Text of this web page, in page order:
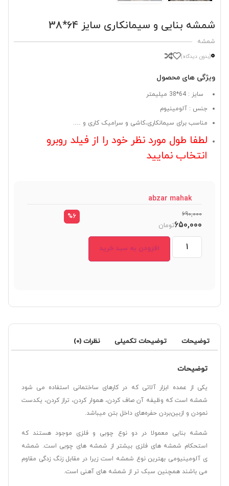
شمشه بنایی و سیمانکاری سایز 64*38
شمشه
0(بدون دیدگاه)
ویژگی های محصول
سایز : 64*38 میلیمتر
جنس : آلومینیوم
مناسب برای سیمانکاری،کاشی و سرامیک کاری و ….
لطفا طول مورد نظر خود را از فیلد روبرو
انتخاب نمایید
abzar mahak
690,000
650,000تومان
%6
افزودن به سبد خرید
توضیحات توضیحات تکمیلی نظرات (0)
توضیحات
یکی از عمده ابزار آلاتی که در کارهای ساختمانی استفاده می شود
شمشه است که وظیفه آن صاف کردن، هموار کردن، تراز کردن، یکدست
نمودن و ازبین‌بردن حفره‌های داخل بتن میباشد.
شمشه بنایی معمولا در دو نوع چوبی و فلزی موجود هستند که
استحکام شمشه های فلزی بیشتر از شمشه های چوبی است. شمشه
ی آلومینیومی بهترین نوع شمشه است زیرا در مقابل زنگ زدگی مقاوم
می باشند همچنین سبک تر از شمشه های آهنی است.